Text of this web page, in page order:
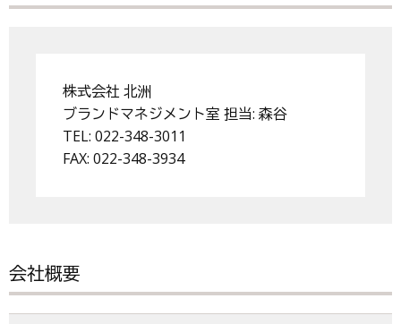
株式会社 北洲
ブランドマネジメント室 担当: 森谷
TEL: 022-348-3011
FAX: 022-348-3934
会社概要